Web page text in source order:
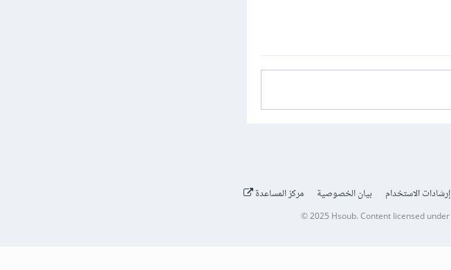
إرشادات الاستخدام بيان الخصوصية مركز المساعدة
© 2025 Hsoub.Content licensed under